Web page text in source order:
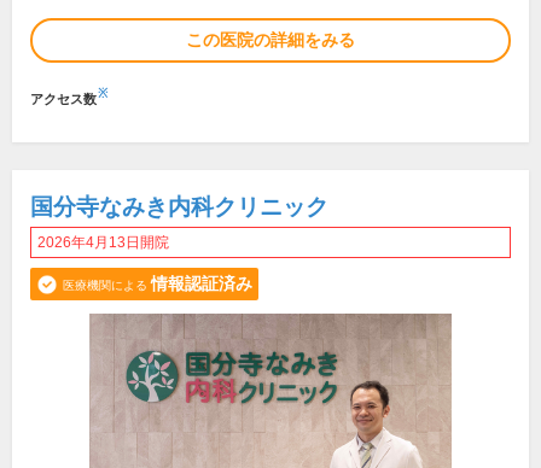
この医院の詳細をみる
アクセス数※
国分寺なみき内科クリニック
2026年4月13日開院
医療機関による 情報認証済み